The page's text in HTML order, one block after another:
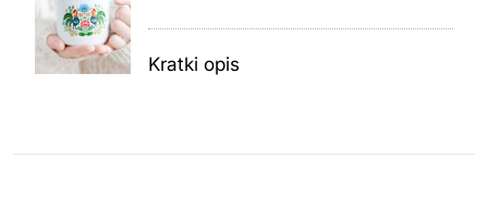
KOŠARI
CU
Kratki opis